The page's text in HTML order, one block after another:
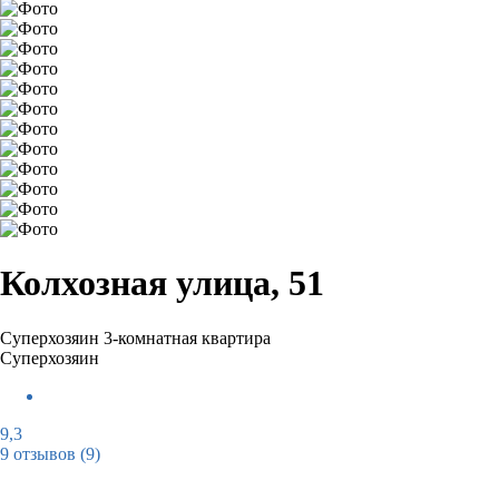
Колхозная улица, 51
Суперхозяин 3-комнатная квартира
Суперхозяин
9,3
9 отзывов (9)